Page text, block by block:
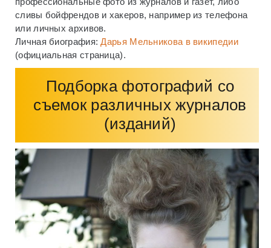
сливы бойфрендов и хакеров, например из телефона
или личных архивов.
Личная биография:Дарья Мельникова в википедии
(официальная страница).
Подборка фотографий со
съемок различных журналов
(изданий)